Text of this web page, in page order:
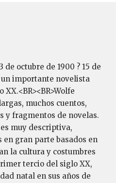
de octubre de 1900 ? 15 de
un importante novelista
muchos cuentos,
y fragmentos de novelas.
muy descriptiva,
en gran parte basados en
la cultura y costumbres
tercio del siglo XX,
natal en sus años de